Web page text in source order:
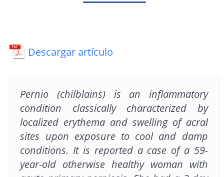
Descargar artículo
Pernio (chilblains) is an inflammatory
condition classically characterized by
localized erythema and swelling of acral
sites upon exposure to cool and damp
conditions. It is reported a case of a 59-
year-old otherwise healthy woman with